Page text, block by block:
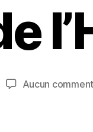
Aucun